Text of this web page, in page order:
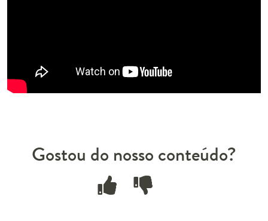
Gostou do nosso conteúdo?